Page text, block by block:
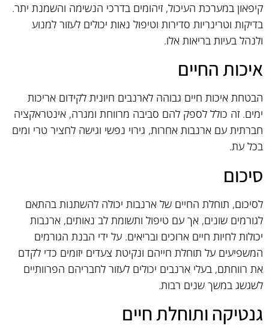
קיפאון במערכת העיכול, זיהומים בדרכי הנשימה והשמנת יתר.
בדיקות וטרינריות סדירות וטיפול נאות יכולים לעזור למנוע
ולנהל בעיות בריאות אלו.
איכות החיים
הבטחת איכות חיים גבוהה לארנבים חיונית לקידום אריכות
ימים. זה כולל לספק להם סביבה מרווחת ומגרה, אינטראקציה
חברתית עם ארנבות אחרות, גירוי נפשי וגישה לחציר טרי ומים
בכל עת.
סיכום
לסיכום, תוחלת החיים של ארנבות יכולה להשתנות בהתאם
לגורמים שונים, אך עם טיפול ותשומת לב נאותים, ארנבות
יכולות לחיות חיים ארוכים ובריאים. על ידי הבנת הגורמים
המשפיעים על תוחלת חייהם ונקיטת צעדים יזומים כדי לקדם
את רווחתם, בעלי ארנבים יכולים לעזור לחבריהם הפרוותיים
לשגשג במשך שנים רבות.
גנטיקה ותוחלת חיים